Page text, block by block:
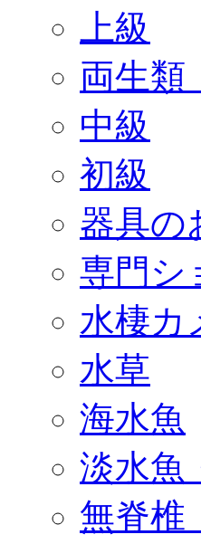
上級
両生類
中級
初級
器具の
専門シ
水棲カ
水草
海水魚
淡水魚
無脊椎